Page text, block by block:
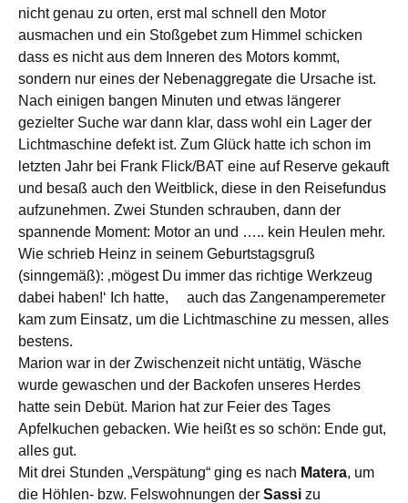
nicht genau zu orten, erst mal schnell den Motor
ausmachen und ein Stoßgebet zum Himmel schicken
dass es nicht aus dem Inneren des Motors kommt,
sondern nur eines der Nebenaggregate die Ursache ist.
Nach einigen bangen Minuten und etwas längerer
gezielter Suche war dann klar, dass wohl ein Lager der
Lichtmaschine defekt ist. Zum Glück hatte ich schon im
letzten Jahr bei Frank Flick/BAT eine auf Reserve gekauft
und besaß auch den Weitblick, diese in den Reisefundus
aufzunehmen. Zwei Stunden schrauben, dann der
spannende Moment: Motor an und ….. kein Heulen mehr.
Wie schrieb Heinz in seinem Geburtstagsgruß
(sinngemäß): ‚mögest Du immer das richtige Werkzeug
dabei haben!‘ Ich hatte, auch das Zangenamperemeter
kam zum Einsatz, um die Lichtmaschine zu messen, alles
bestens.
Marion war in der Zwischenzeit nicht untätig, Wäsche
wurde gewaschen und der Backofen unseres Herdes
hatte sein Debüt. Marion hat zur Feier des Tages
Apfelkuchen gebacken. Wie heißt es so schön: Ende gut,
alles gut.
Mit drei Stunden „Verspätung“ ging es nach Matera, um
die Höhlen- bzw. Felswohnungen der Sassi zu